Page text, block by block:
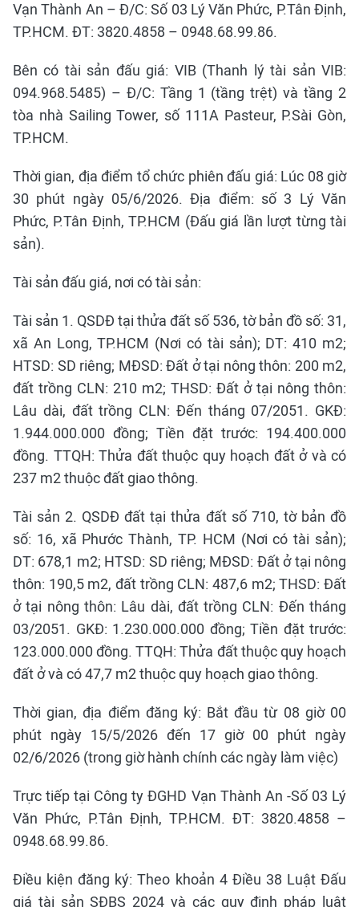
Vạn Thành An – Đ/C: Số 03 Lý Văn Phức, P.Tân Định,
TP.HCM. ĐT: 3820.4858 – 0948.68.99.86.
Bên có tài sản đấu giá: VIB (Thanh lý tài sản VIB:
094.968.5485) – Đ/C: Tầng 1 (tầng trệt) và tầng 2
tòa nhà Sailing Tower, số 111A Pasteur, P.Sài Gòn,
TP.HCM.
Thời gian, địa điểm tổ chức phiên đấu giá: Lúc 08 giờ
30 phút ngày 05/6/2026. Địa điểm: số 3 Lý Văn
Phức, P.Tân Định, TP.HCM (Đấu giá lần lượt từng tài
sản).
Tài sản đấu giá, nơi có tài sản:
Tài sản 1. QSDĐ tại thửa đất số 536, tờ bản đồ số: 31,
xã An Long, TP.HCM (Nơi có tài sản); DT: 410 m2;
HTSD: SD riêng; MĐSD: Đất ở tại nông thôn: 200 m2,
đất trồng CLN: 210 m2; THSD: Đất ở tại nông thôn:
Lâu dài, đất trồng CLN: Đến tháng 07/2051. GKĐ:
1.944.000.000 đồng; Tiền đặt trước: 194.400.000
đồng. TTQH: Thửa đất thuộc quy hoạch đất ở và có
237 m2 thuộc đất giao thông.
Tài sản 2. QSDĐ đất tại thửa đất số 710, tờ bản đồ
số: 16, xã Phước Thành, TP. HCM (Nơi có tài sản);
DT: 678,1 m2; HTSD: SD riêng; MĐSD: Đất ở tại nông
thôn: 190,5 m2, đất trồng CLN: 487,6 m2; THSD: Đất
ở tại nông thôn: Lâu dài, đất trồng CLN: Đến tháng
03/2051. GKĐ: 1.230.000.000 đồng; Tiền đặt trước:
123.000.000 đồng. TTQH: Thửa đất thuộc quy hoạch
đất ở và có 47,7 m2 thuộc quy hoạch giao thông.
Thời gian, địa điểm đăng ký: Bắt đầu từ 08 giờ 00
phút ngày 15/5/2026 đến 17 giờ 00 phút ngày
02/6/2026 (trong giờ hành chính các ngày làm việc)
Trực tiếp tại Công ty ĐGHD Vạn Thành An -Số 03 Lý
Văn Phức, P.Tân Định, TP.HCM. ĐT: 3820.4858 –
0948.68.99.86.
Điều kiện đăng ký: Theo khoản 4 Điều 38 Luật Đấu
giá tài sản SĐBS 2024 và các quy định pháp luật